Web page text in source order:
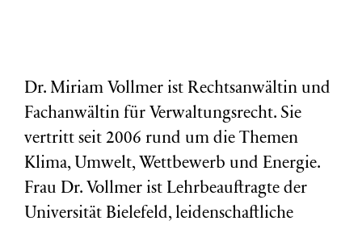
Dr. Miriam Vollmer ist Rechtsanwältin und
Fachanwältin für Verwaltungsrecht. Sie
vertritt seit 2006 rund um die Themen
Klima, Umwelt, Wettbewerb und Energie.
Frau Dr. Vollmer ist Lehrbeauftragte der
Universität Bielefeld, leidenschaftliche